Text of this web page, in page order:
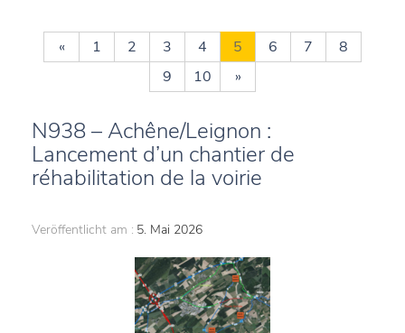
« 1 2 3 4 5 6 7
8
9
10 »
N938 – Achêne/Leignon :
Lancement d’un chantier de
réhabilitation de la voirie
Veröffentlicht am : 5. Mai 2026